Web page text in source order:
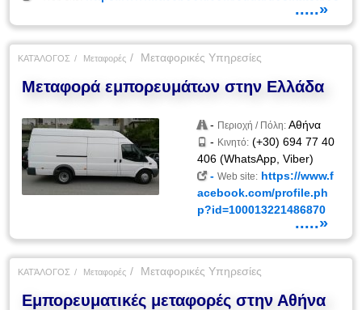
.....»
ΚΑΤΆΛΟΓΟΣ Μεταφορές Μεταφορικές Υπηρεσίες
Μεταφορά εμπορευμάτων στην Ελλάδα
- Περιοχή / Πόλη: Αθήνα
- Κινητό: (+30) 694 77 40
406 (WhatsApp, Viber)
-Web site: https://www.f
acebook.com/profile.ph
p?id=100013221486870
.....»
ΚΑΤΆΛΟΓΟΣ Μεταφορές Μεταφορικές Υπηρεσίες
Εμπορευματικές μεταφορές στην Αθήνα